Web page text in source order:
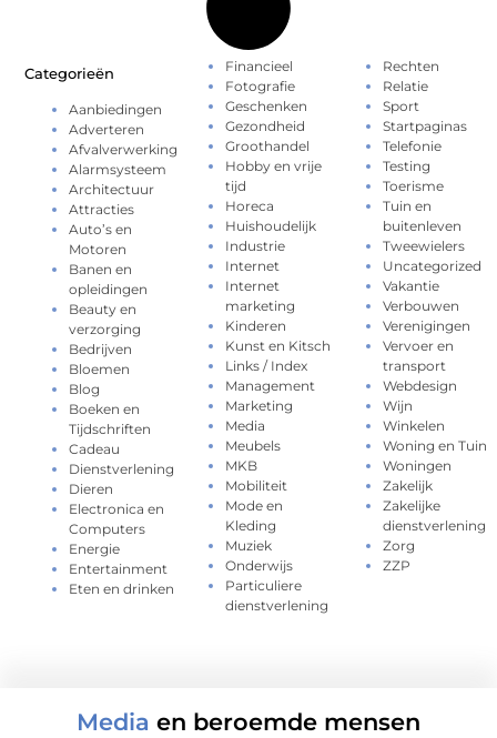
Categorieën
Aanbiedingen
Adverteren
Afvalverwerking
Alarmsysteem
Architectuur
Attracties
Auto’s en
Motoren
Banen en
opleidingen
Beauty en
verzorging
Bedrijven
Bloemen
Blog
Boeken en
Tijdschriften
Cadeau
Dienstverlening
Dieren
Electronica en
Computers
Energie
Entertainment
Eten en drinken
Financieel
Fotografie
Geschenken
Gezondheid
Groothandel
Hobby en vrije
tijd
Horeca
Huishoudelijk
Industrie
Internet
Internet
marketing
Kinderen
Kunst en Kitsch
Links / Index
Management
Marketing
Media
Meubels
MKB
Mobiliteit
Mode en
Kleding
Muziek
Onderwijs
Particuliere
dienstverlening
Rechten
Relatie
Sport
Startpaginas
Telefonie
Testing
Toerisme
Tuin en
buitenleven
Tweewielers
Uncategorized
Vakantie
Verbouwen
Verenigingen
Vervoer en
transport
Webdesign
Wijn
Winkelen
Woning en Tuin
Woningen
Zakelijk
Zakelijke
dienstverlening
Zorg
ZZP
Media en beroemde mensen